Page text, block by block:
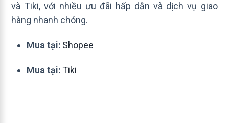
và Tiki, với nhiều ưu đãi hấp dẫn và dịch vụ giao
hàng nhanh chóng.
Mua tại: Shopee
Mua tại: Tiki